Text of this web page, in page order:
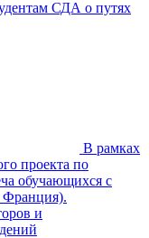
СДА о путях
В рамках
проекта по
обучающихся с
Франция).
и